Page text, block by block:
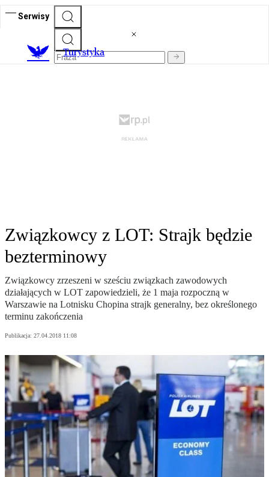
Serwisy
Turystyka
Związkowcy z LOT: Strajk będzie
bezterminowy
Związkowcy zrzeszeni w sześciu związkach zawodowych
działających w LOT zapowiedzieli, że 1 maja rozpoczną w
Warszawie na Lotnisku Chopina strajk generalny, bez określonego
terminu zakończenia
Publikacja: 27.04.2018 11:08